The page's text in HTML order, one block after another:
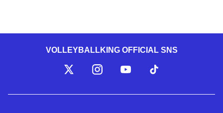
VOLLEYBALLKING OFFICIAL SNS